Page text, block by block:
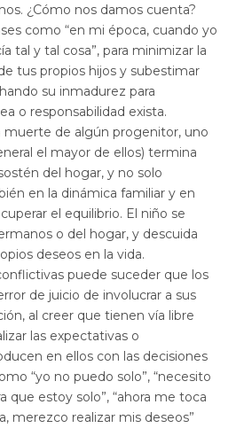
¿Cómo nos damos cuenta?
como “en mi época, cuando yo
tal y tal cosa”, para minimizar la
tus propios hijos y subestimar
su inmadurez para
o responsabilidad exista.
muerte de algún progenitor, uno
el mayor de ellos) termina
del hogar, y no solo
en la dinámica familiar y en
el equilibrio. El niño se
o del hogar, y descuida
deseos en la vida.
puede suceder que los
de juicio de involucrar a sus
al creer que tienen vía libre
las expectativas o
en ellos con las decisiones
“yo no puedo solo”, “necesito
que estoy solo”, “ahora me toca
merezco realizar mis deseos”